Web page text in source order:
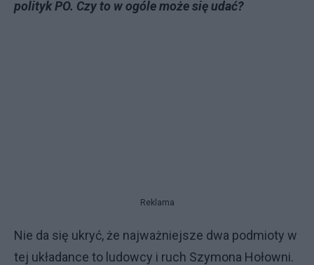
polityk PO. Czy to w ogóle może się udać?
Reklama
Nie da się ukryć, że najważniejsze dwa podmioty w
tej układance to ludowcy i ruch Szymona Hołowni.